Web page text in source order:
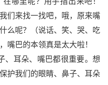
们来找一找吧，哦，原来嘴
么呢？（说话、笑、哭、吃
嘴巴的本领真是太大啦！
、耳朵、嘴巴都很重要。想
护我们的眼睛、鼻子、耳朵